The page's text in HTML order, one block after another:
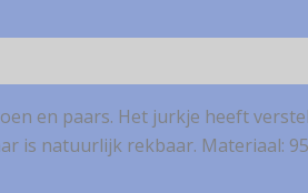
en paars. Het jurkje heeft
is natuurlijk rekbaar. Materiaal: